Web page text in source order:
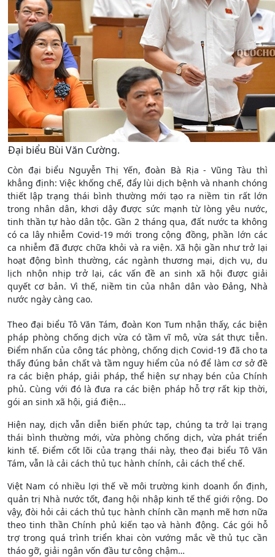
Đại biểu Bùi Văn Cường.
Còn đại biểu Nguyễn Thị Yến, đoàn Bà Rịa - Vũng Tàu thì
khẳng định: Việc khống chế, đẩy lùi dịch bệnh và nhanh chóng
thiết lập trạng thái bình thường mới tạo ra niềm tin rất lớn
trong nhân dân, khơi dậy được sức mạnh từ lòng yêu nước,
tinh thần tự hào dân tộc. Gần 2 tháng qua, đất nước ta không
có ca lây nhiễm Covid-19 mới trong cộng đồng, phần lớn các
ca nhiễm đã được chữa khỏi và ra viện. Xã hội gần như trở lại
hoạt động bình thường, các ngành thương mại, dịch vụ, du
lịch nhộn nhịp trở lại, các vấn đề an sinh xã hội được giải
quyết cơ bản. Vì thế, niềm tin của nhân dân vào Đảng, Nhà
nước ngày càng cao.
Theo đại biểu Tô Văn Tám, đoàn Kon Tum nhận thấy, các biện
pháp phòng chống dịch vừa có tầm vĩ mô, vừa sát thực tiễn.
Điểm nhấn của công tác phòng, chống dịch Covid-19 đã cho ta
thấy đúng bản chất và tầm nguy hiểm của nó để làm cơ sở đề
ra các biện pháp, giải pháp, thể hiện sự nhạy bén của Chính
phủ. Cùng với đó là đưa ra các biện pháp hỗ trợ rất kịp thời,
gói an sinh xã hội, giá điện…
Hiện nay, dịch vẫn diễn biến phức tạp, chúng ta trở lại trạng
thái bình thường mới, vừa phòng chống dịch, vừa phát triển
kinh tế. Điểm cốt lõi của trạng thái này, theo đại biểu Tô Văn
Tám, vẫn là cải cách thủ tục hành chính, cải cách thể chế.
Việt Nam có nhiều lợi thế về môi trường kinh doanh ổn định,
quản trị Nhà nước tốt, đang hội nhập kinh tế thế giới rộng. Do
vậy, đòi hỏi cải cách thủ tục hành chính cần mạnh mẽ hơn nữa
theo tinh thần Chính phủ kiến tạo và hành động. Các gói hỗ
trợ trong quá trình triển khai còn vướng mắc về thủ tục cần
tháo gỡ, giải ngân vốn đầu tư công chậm…